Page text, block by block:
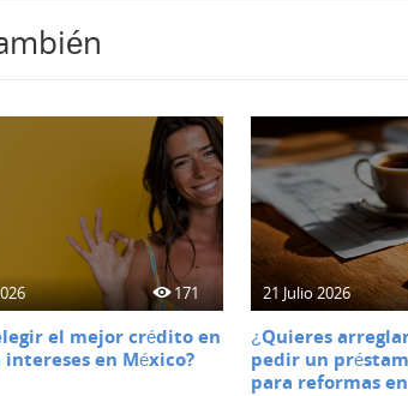
171
el mejor crédito en
en México?
21 Julio 2026
¿Quieres
pedir un
para reformas